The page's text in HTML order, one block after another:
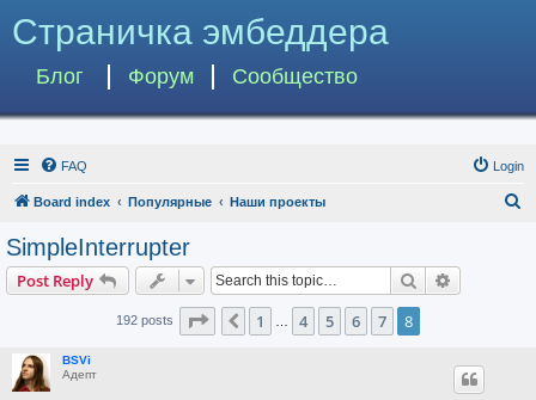
Страничка эмбеддера
Блог Форум Сообщество
FAQ Login
Board index Популярные Наши проекты
SimpleInterrupter
Post Reply Search
192 posts Page of8
Previous
1 4 5 6 7 8
BSVi
Адепт